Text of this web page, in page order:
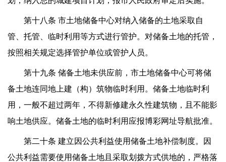
第十八条 市土地储备中心对纳入储备的土地采取自
管、托管、临时利用等方式进行管护。对储备土地的托管，
按照相关规定选择管护单位或管护人员。
第十九条 储备土地未供应前，市土地储备中心可将储
备土地连同地上建（构）筑物临时利用。储备土地临时利
用，一般不超过两年，不得新修建永久性建筑物，且不能影
响土地供应。储备土地的临时利用应报博彩网址导航批准。
第二十条 建立因公共利益使用储备土地补偿制度。因
公共利益需要使用储备土地且采取划拨方式供地的，严格落